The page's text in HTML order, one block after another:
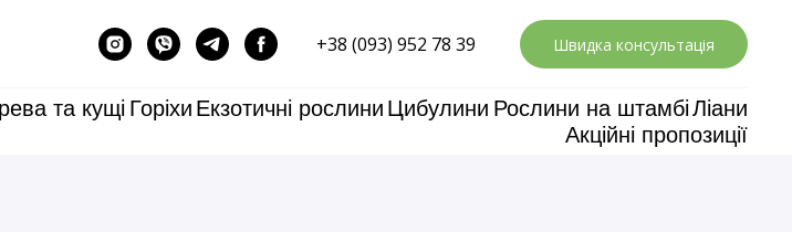
+38 (093) 952 78 39 Швидка консультація
та кущі Горіхи Екзотичні рослини Цибулини Рослини на штамбіЛіани
Акційні пропозиції